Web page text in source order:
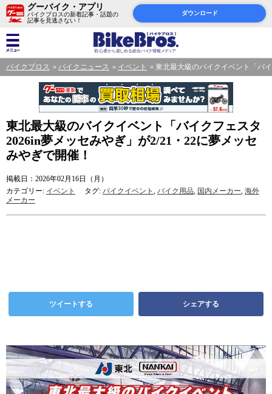
グーバイク・アプリ
バイクブロスの新着記事・話題の
記事を見逃さない！
ダウンロード
バイクブロス バイクニュース イベント 東北最大級のバイクイベント「バ
東北最大級のバイクイベント「バイクフェスタ
2026in夢メッセみやぎ」が2/21・22に夢メッセ
みやぎで開催！
掲載日：2026年02月16日（月）
カテゴリー: イベント タグ: バイクイベント , バイク用品, 国内メーカー, 海外
メーカー
ツイートする シェアする